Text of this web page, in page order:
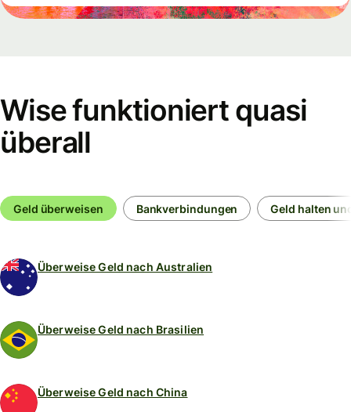
Wise funktioniert quasi
überall
Geld überweisen Bankverbindungen Geld halten
Überweise Geld nach Australien
Überweise Geld nach Brasilien
Überweise Geld nach China